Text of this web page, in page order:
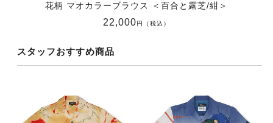
花柄 マオカラーブラウス ＜百合と露芝/紺＞
22,000円（税込）
スタッフおすすめ商品